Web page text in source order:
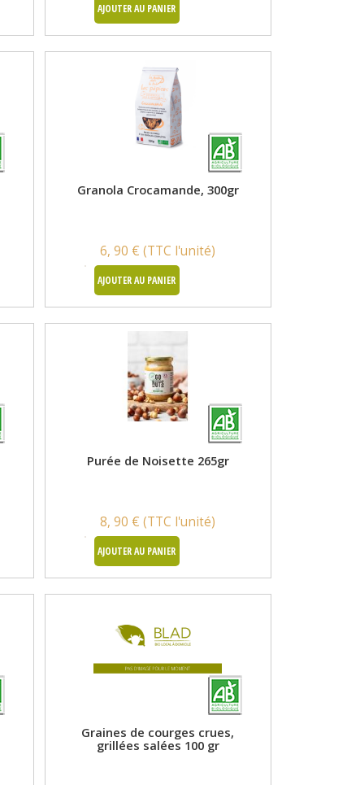
AJOUTER AU PANIER
Granola Crocamande, 300gr
6, 90 € (TTC l'unité)
AJOUTER AU PANIER
Purée de Noisette 265gr
8, 90 € (TTC l'unité)
AJOUTER AU PANIER
Graines de courges crues,
grillées salées 100 gr